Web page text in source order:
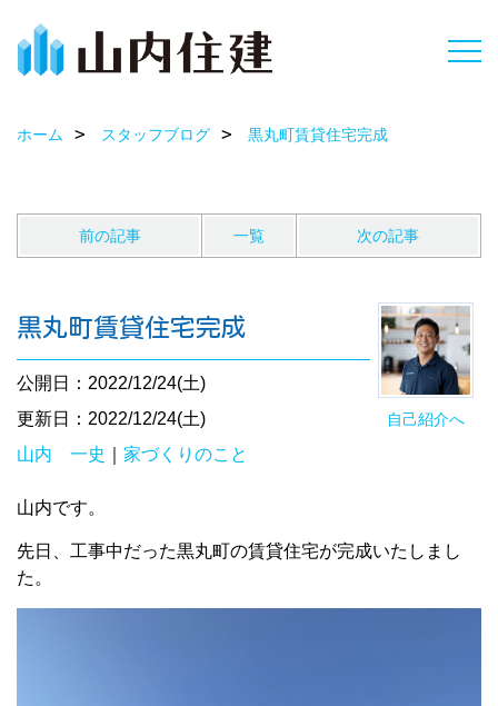
ホーム スタッフブログ 黒丸町賃貸住宅完成
前の記事 一覧 次の記事
自己紹介へ
黒丸町賃貸住宅完成
公開日：2022/12/24(土)
更新日：2022/12/24(土)
山内 一史
家づくりのこと
山内です。
先日、工事中だった黒丸町の賃貸住宅が完成いたしまし
た。